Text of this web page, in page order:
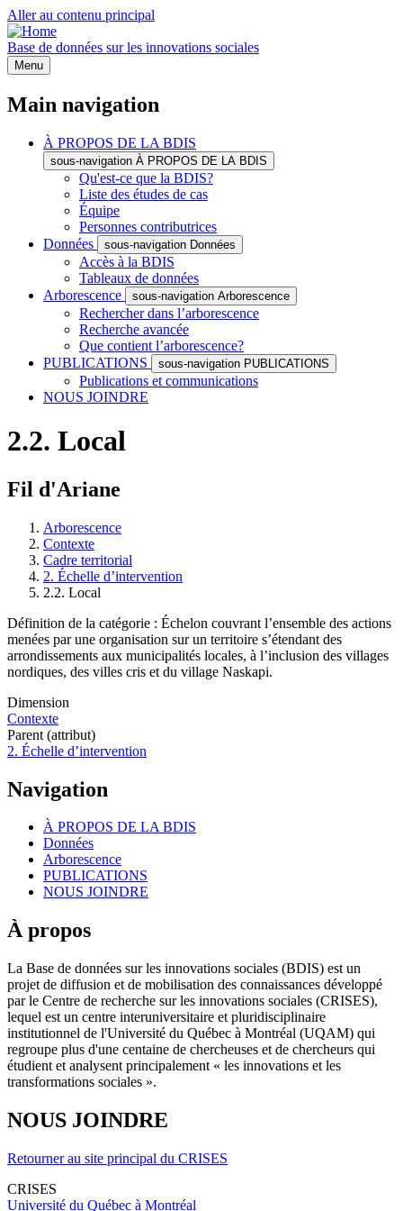
Aller au contenu principal
Base de données sur les innovations sociales
Menu
Main navigation
À PROPOS DE LA BDIS
sous-navigation À PROPOS DE LA BDIS
Qu'est-ce que la BDIS?
Liste des études de cas
Équipe
Personnes contributrices
Données
sous-navigation Données
Accès à la BDIS
Tableaux de données
Arborescence
sous-navigation Arborescence
Rechercher dans l’arborescence
Recherche avancée
Que contient l’arborescence?
PUBLICATIONS
sous-navigation PUBLICATIONS
Publications et communications
NOUS JOINDRE
2.2. Local
Fil d'Ariane
Arborescence
Contexte
Cadre territorial
2. Échelle d’intervention
2.2. Local
Définition de la catégorie : Échelon couvrant l’ensemble des actions
menées par une organisation sur un territoire s’étendant des
arrondissements aux municipalités locales, à l’inclusion des villages
nordiques, des villes cris et du village Naskapi.
Dimension
Contexte
Parent (attribut)
2. Échelle d’intervention
Navigation
À PROPOS DE LA BDIS
Données
Arborescence
PUBLICATIONS
NOUS JOINDRE
À propos
La Base de données sur les innovations sociales (BDIS) est un
projet de diffusion et de mobilisation des connaissances développé
par le Centre de recherche sur les innovations sociales (CRISES),
lequel est un centre interuniversitaire et pluridisciplinaire
institutionnel de l'Université du Québec à Montréal (UQAM) qui
regroupe plus d'une centaine de chercheuses et de chercheurs qui
étudient et analysent principalement « les innovations et les
transformations sociales ».
NOUS JOINDRE
Retourner au site principal du CRISES
CRISES
Université du Québec à Montréal